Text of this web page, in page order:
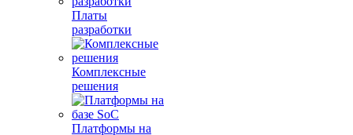
Платы
разработки
Комплексные
решения
Платформы на